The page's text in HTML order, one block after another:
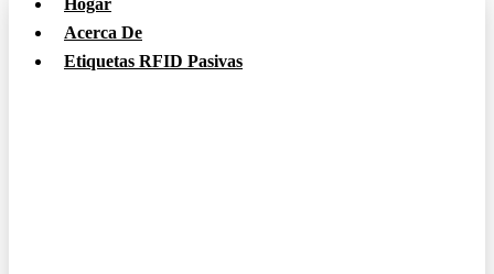
Hogar
Acerca De
Etiquetas RFID Pasivas